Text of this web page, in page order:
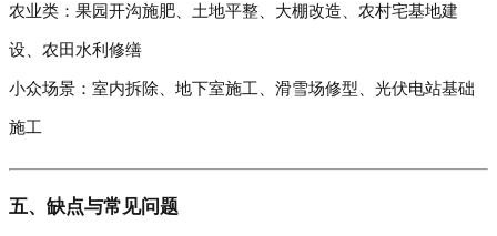
农业类：果园开沟施肥、土地平整、大棚改造、农村宅基地建
设、农田水利修缮
小众场景：室内拆除、地下室施工、滑雪场修型、光伏电站基础
施工
五、缺点与常见问题